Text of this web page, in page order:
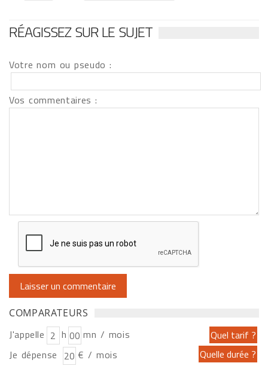
RÉAGISSEZ SUR LE SUJET
Votre nom ou pseudo :
Vos commentaires :
COMPARATEURS
J'appelle h
mn / mois
Je dépense
€ / mois